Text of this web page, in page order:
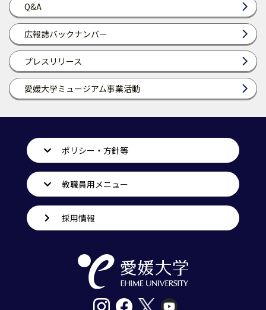
Q&A
広報誌バックナンバー
プレスリリース
愛媛大学ミュージアム事業活動
ポリシー・方針等
教職員用メニュー
採用情報